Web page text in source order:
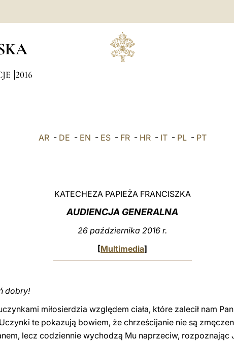
2016
AR- DE - EN - ES- FR- HR- IT- PL- PT
KATECHEZA PAPIEŻA FRANCISZKA
AUDIENCJA GENERALNA
26 października 2016 r.
[Multimedia]
dobry!
miłosierdzia względem ciała, które zalecił nam
te pokazują bowiem, że chrześcijanie nie są
lecz codziennie wychodzą Mu naprzeciw,